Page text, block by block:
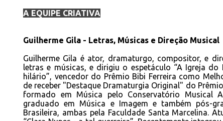
A EQUIPE CRIATIVA
Guilherme Gila - Letras, Músicas e Direção Musical
Guilherme Gila é ator, dramaturgo, compositor, e
letras e músicas, e dirigiu o espetáculo “A Igreja
hilário”, vencedor do Prêmio Bibi Ferreira como
de receber "Destaque Dramaturgia Original" do
formado em Música pelo Conservatório Musical
graduado em Música e Imagem e também pós-
Brasileira, ambas pela Faculdade Santa Marcelina.